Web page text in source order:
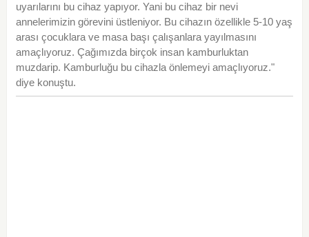
uyarılarını bu cihaz yapıyor. Yani bu cihaz bir nevi
annelerimizin görevini üstleniyor. Bu cihazın özellikle 5-10 yaş
arası çocuklara ve masa başı çalışanlara yayılmasını
amaçlıyoruz. Çağımızda birçok insan kamburluktan
muzdarip. Kamburluğu bu cihazla önlemeyi amaçlıyoruz."
diye konuştu.